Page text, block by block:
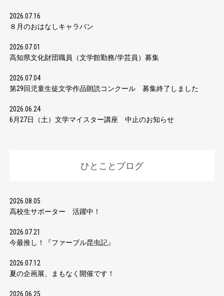
2026.07.16
８月のおはなしキャラバン
2026.07.01
高知県文化財団職員（文学館勤務/学芸員）募集
2026.07.04
第29回児童生徒文学作品朗読コンクール 募集終了しました
2026.06.24
6月27日（土）文学マイスター講座 中止のお知らせ
ひとことブログ
2026.08.05
高校生サポーター 活躍中！
2026.07.21
今最推し！『ファーブル昆虫記』
2026.07.12
夏の企画展、まもなく開催です！
2026.06.25